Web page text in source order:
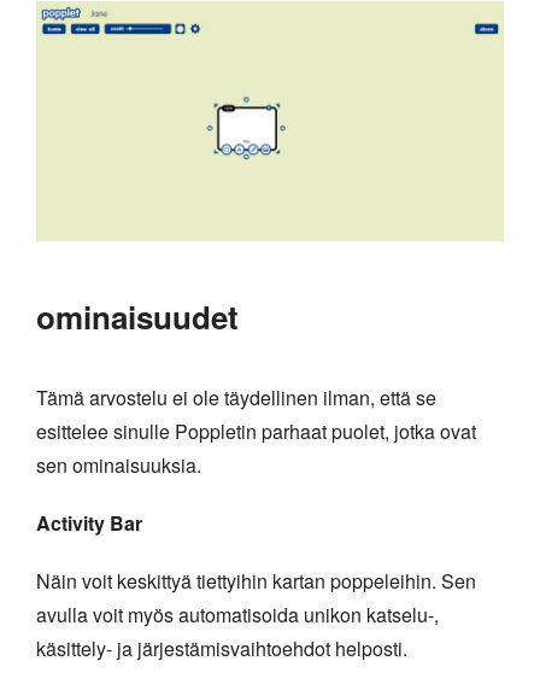
ominaisuudet
Tämä arvostelu ei ole täydellinen ilman, että se
esittelee sinulle Poppletin parhaat puolet, jotka ovat
sen ominaisuuksia.
Activity Bar
Näin voit keskittyä tiettyihin kartan poppeleihin. Sen
avulla voit myös automatisoida unikon katselu-,
käsittely- ja järjestämisvaihtoehdot helposti.